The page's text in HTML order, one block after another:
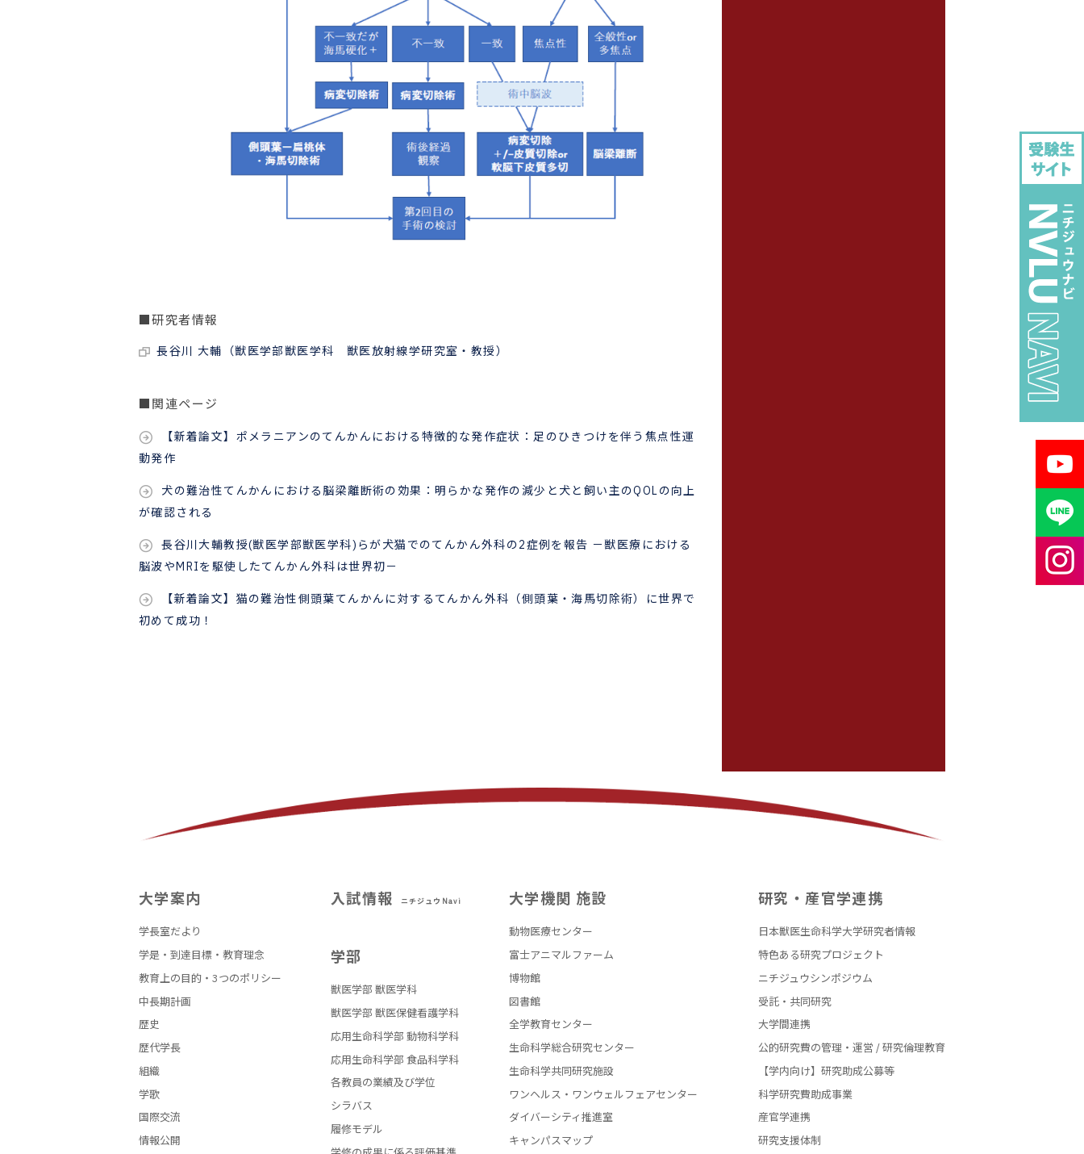
■研究者情報
長谷川 大輔（獣医学部獣医学科 獣医放射線学研究室・教授）
■関連ページ
【新着論文】ポメラニアンのてんかんにおける特徴的な発作症状：足のひきつけを伴う焦点性運
動発作
犬の難治性てんかんにおける脳梁離断術の効果：明らかな発作の減少と犬と飼い主のQOLの向上
が確認される
長谷川大輔教授(獣医学部獣医学科)らが犬猫でのてんかん外科の2症例を報告 －獣医療における
脳波やMRIを駆使したてんかん外科は世界初－
【新着論文】猫の難治性側頭葉てんかんに対するてんかん外科（側頭葉・海馬切除術）に世界で
初めて成功！
大学案内
学長室だより
学是・到達目標・教育理念
教育上の目的・3つのポリシー
中長期計画
歴史
歴代学長
組織
学歌
国際交流
情報公開
入試情報 ニチジュウNavi
学部
獣医学部 獣医学科
獣医学部 獣医保健看護学科
応用生命科学部 動物科学科
応用生命科学部 食品科学科
各教員の業績及び学位
シラバス
履修モデル
大学機関 施設
動物医療センター
富士アニマルファーム
博物館
図書館
全学教育センター
生命科学総合研究センター
生命科学共同研究施設
ワンヘルス・ワンウェルフェアセンター
ダイバーシティ推進室
キャンパスマップ
研究・産官学連携
日本獣医生命科学大学研究者情報
特色ある研究プロジェクト
ニチジュウシンポジウム
受託・共同研究
大学間連携
公的研究費の管理・運営 / 研究倫理教育
【学内向け】研究助成公募等
科学研究費助成事業
産官学連携
研究支援体制